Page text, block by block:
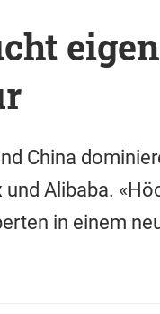
China
Alibaba.
in einem